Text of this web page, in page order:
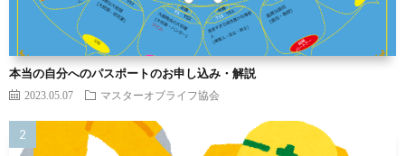
本当の自分へのパスポートのお申し込み・解説
2023.05.07 マスターオブライフ協会